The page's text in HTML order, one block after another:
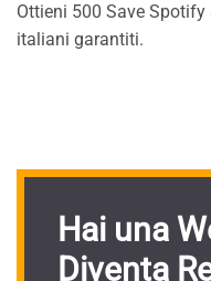
Ottieni 500 Save
italiani garantiti.
Hai una
Diventa